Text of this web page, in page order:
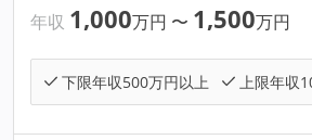
年収 1,000万円 〜 1,500万円
下限年収500万円以上 上限年収